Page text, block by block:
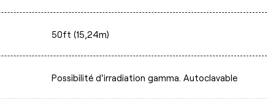
50ft (15,24m)
Possibilité d'irradiation gamma. Autoclavable